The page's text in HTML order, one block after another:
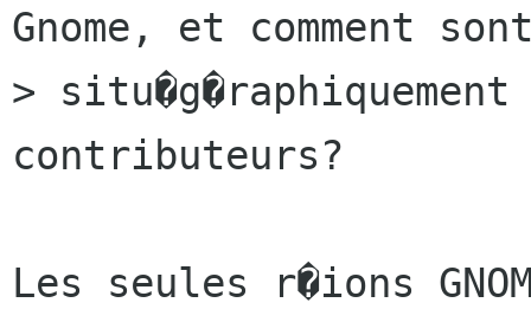
Gnome, et comment
>
contributeurs?
Les seules r�ions